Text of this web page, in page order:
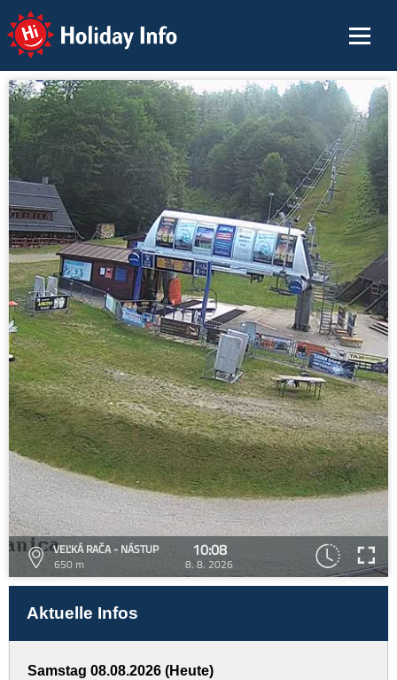
Holiday Info
VEĽKÁ RAČA - NÁSTUP
650 m
10:08
8. 8. 2026
Aktuelle Infos
Samstag 08.08.2026 (Heute)